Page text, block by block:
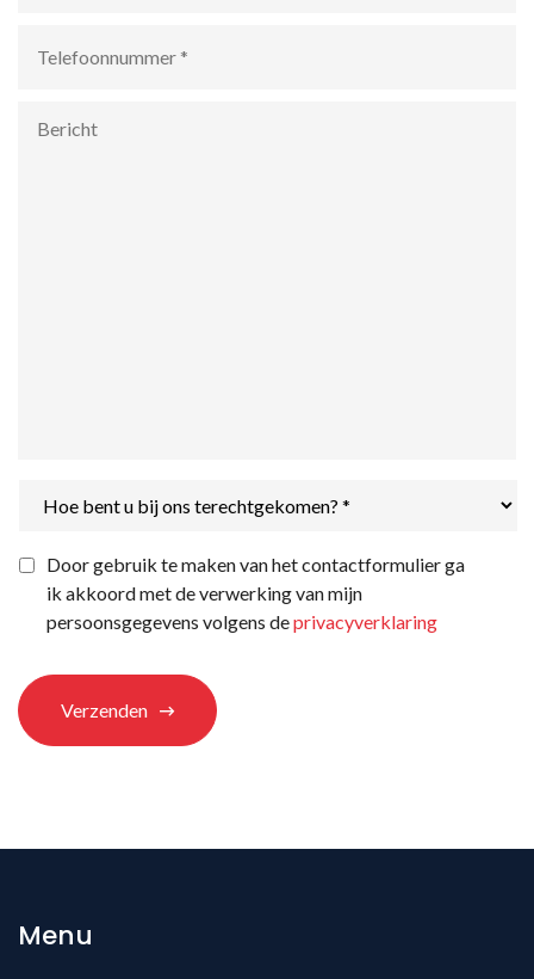
bent
bij
ons
terechtgekomen?
Privacyverklaring *
Door gebruik te maken van het contactformulier ga
ik akkoord met de verwerking van mijn
persoonsgegevens volgens deprivacyverklaring
Verzenden
Menu